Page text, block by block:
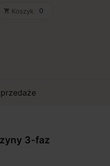
shopping_cart Koszyk 0
3-faz